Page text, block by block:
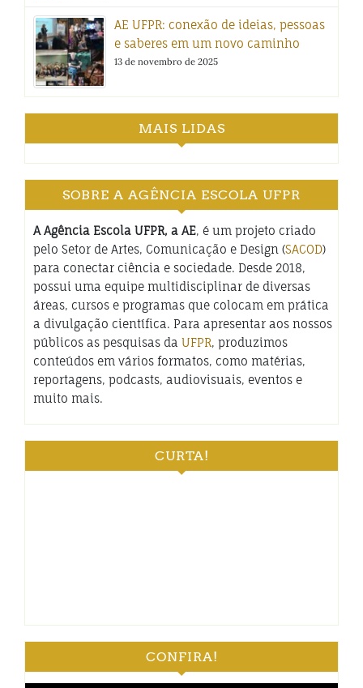
AE UFPR: conexão de ideias, pessoas
e saberes em um novo caminho
13 de novembro de 2025
MAIS LIDAS
SOBRE A AGÊNCIA ESCOLA UFPR
A Agência Escola UFPR, a AE, é um projeto criado
pelo Setor de Artes, Comunicação e Design (SACOD)
para conectar ciência e sociedade. Desde 2018,
possui uma equipe multidisciplinar de diversas
áreas, cursos e programas que colocam em prática
a divulgação científica. Para apresentar aos nossos
públicos as pesquisas da UFPR, produzimos
conteúdos em vários formatos, como matérias,
reportagens, podcasts, audiovisuais, eventos e
muito mais.
CURTA!
CONFIRA!